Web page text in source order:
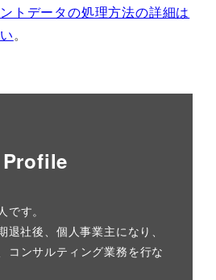
トデータの処理方法の詳細は
。
Profile
す。
社後、個人事業主になり、
コンサルティング業務を行な